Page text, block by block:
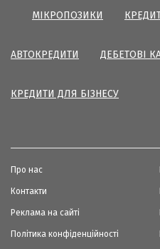
МІКРОПОЗИКИ
АВТОКРЕДИТИ ДЕБЕТОВІ
КРЕДИТИ ДЛЯ БІЗНЕСУ
Про нас
Контакти
Реклама на сайті
Політика конфіденційності